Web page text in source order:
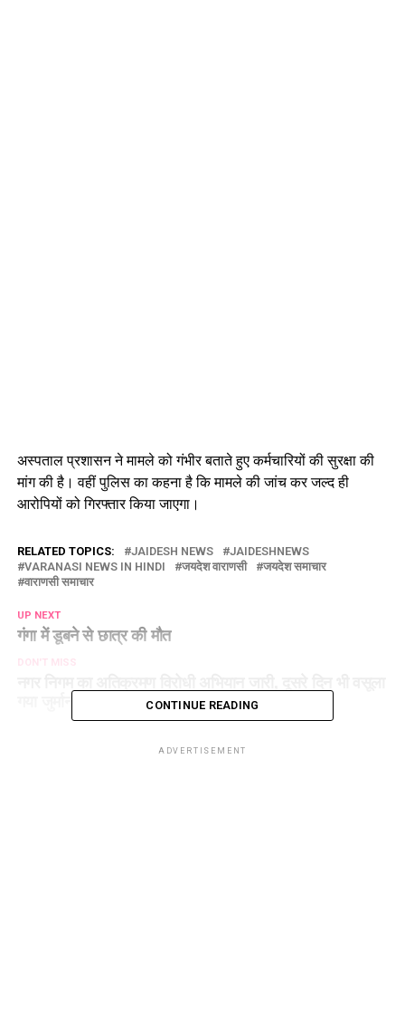
अस्पताल प्रशासन ने मामले को गंभीर बताते हुए कर्मचारियों की सुरक्षा की
मांग की है। वहीं पुलिस का कहना है कि मामले की जांच कर जल्द ही
आरोपियों को गिरफ्तार किया जाएगा।
RELATED TOPICS: JAIDESH NEWS
JAIDESHNEWS
VARANASI NEWS IN HINDI
जयदेश वाराणसी
जयदेश समाचार
वाराणसी समाचार
UP NEXT
गंगा में डूबने से छात्र की मौत
DON'T MISS
गया जुर्माना
CONTINUE READING
ADVERTISEMENT